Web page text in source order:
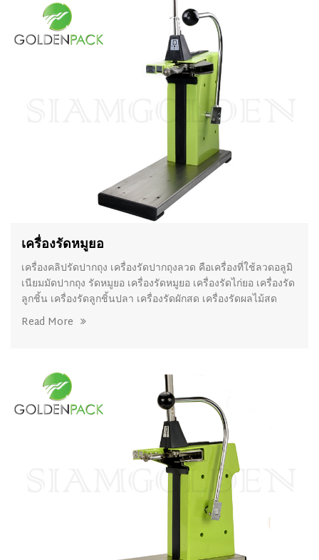
เครื่องรัดหมูยอ
เครื่องคลิปรัดปากถุง เครื่องรัดปากถุงลวด คือเครื่องที่ใช้ลวดอลูมิ
เนียมมัดปากถุง รัดหมูยอ เครื่องรัดหมูยอ เครื่องรัดไก่ยอ เครื่องรัด
ลูกชิ้น เครื่องรัดลูกชิ้นปลา เครื่องรัดผักสด เครื่องรัดผลไม้สด
Read More